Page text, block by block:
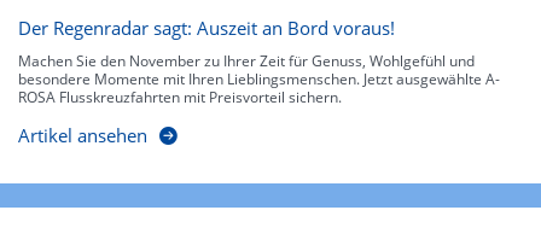
Der Regenradar sagt: Auszeit an Bord voraus!
Machen Sie den November zu Ihrer Zeit für Genuss, Wohlgefühl und
besondere Momente mit Ihren Lieblingsmenschen. Jetzt ausgewählte A-
ROSA Flusskreuzfahrten mit Preisvorteil sichern.
Artikel ansehen